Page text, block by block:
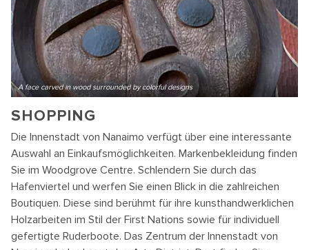
A face carved in wood surrounded by colorful designs
SHOPPING
Die Innenstadt von Nanaimo verfügt über eine interessante
Auswahl an Einkaufsmöglichkeiten. Markenbekleidung finden
Sie im Woodgrove Centre. Schlendern Sie durch das
Hafenviertel und werfen Sie einen Blick in die zahlreichen
Boutiquen. Diese sind berühmt für ihre kunsthandwerklichen
Holzarbeiten im Stil der First Nations sowie für individuell
gefertigte Ruderboote. Das Zentrum der Innenstadt von